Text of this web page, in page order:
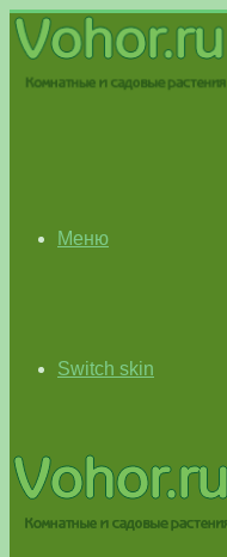
Меню
Switch skin